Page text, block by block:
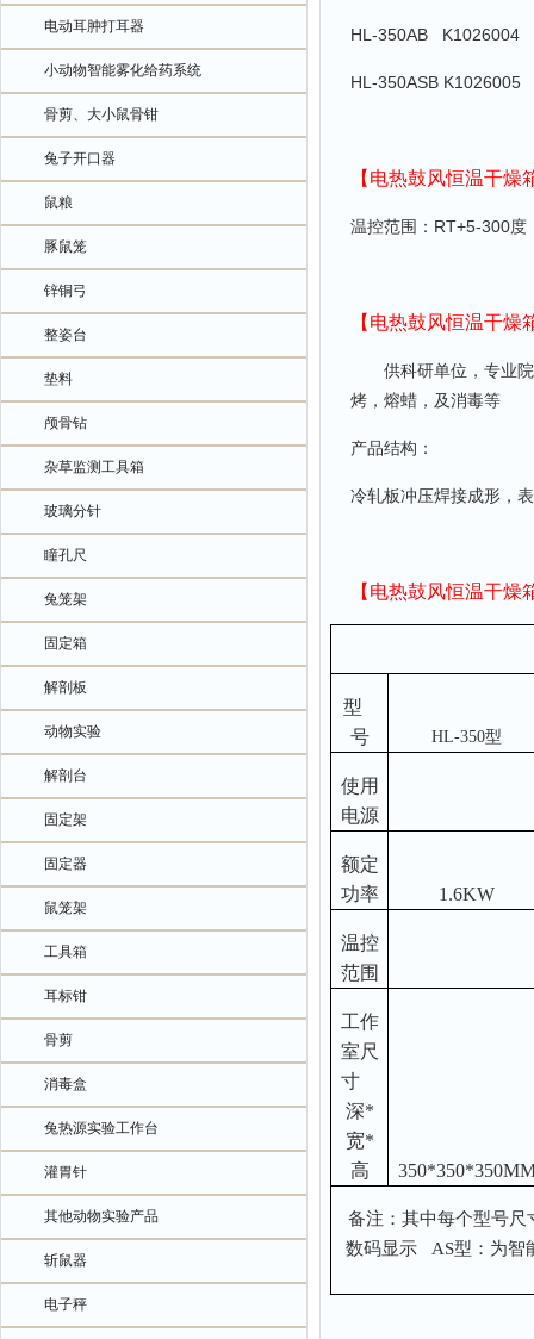
电动耳肿打耳器
小动物智能雾化给药系统
骨剪、大小鼠骨钳
兔子开口器
鼠粮
豚鼠笼
锌铜弓
整姿台
垫料
颅骨钻
杂草监测工具箱
玻璃分针
瞳孔尺
兔笼架
固定箱
解剖板
动物实验
解剖台
固定架
固定器
鼠笼架
工具箱
耳标钳
骨剪
消毒盒
兔热源实验工作台
灌胃针
其他动物实验产品
斩鼠器
电子秤
HL-350AB K1026004
HL-350ASB K1026005
【电热鼓风恒温干燥
温控范围：RT+5-300度
【电热鼓风恒温干燥
供科研单位，专业
烤，熔蜡，及消毒等
产品结构：
冷轧板冲压焊接成形，
【电热鼓风恒温干燥
型
号
HL-350型
使用
电源
额定
功率
1.6KW
温控
范围
工作
室尺
寸
深*
宽*
高
备注：其中每个型号尺
数码显示 AS型：为智